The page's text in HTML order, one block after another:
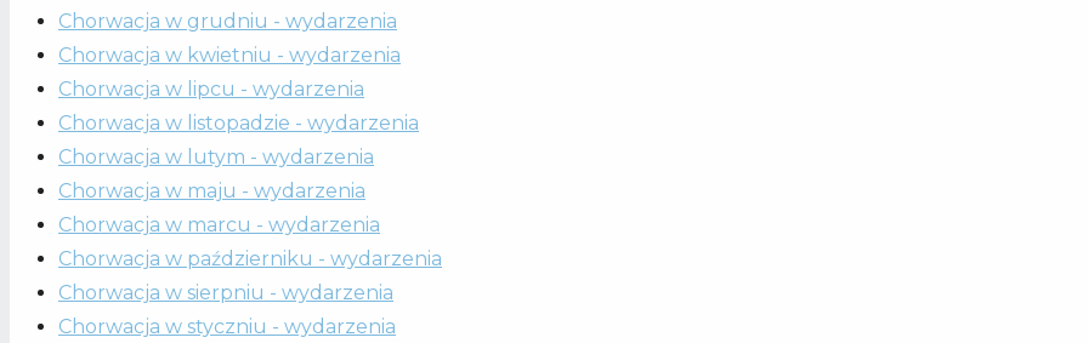
Chorwacja w grudniu - wydarzenia
Chorwacja w kwietniu - wydarzenia
Chorwacja w lipcu - wydarzenia
Chorwacja w listopadzie - wydarzenia
Chorwacja w lutym - wydarzenia
Chorwacja w maju - wydarzenia
Chorwacja w marcu - wydarzenia
Chorwacja w październiku - wydarzenia
Chorwacja w sierpniu - wydarzenia
Chorwacja w styczniu - wydarzenia